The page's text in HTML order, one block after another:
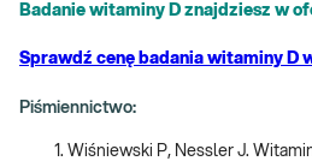
Badanie witaminy D znajdziesz w
Sprawdź cenę badania witaminy D
Piśmiennictwo:
Wiśniewski P, Nessler J.